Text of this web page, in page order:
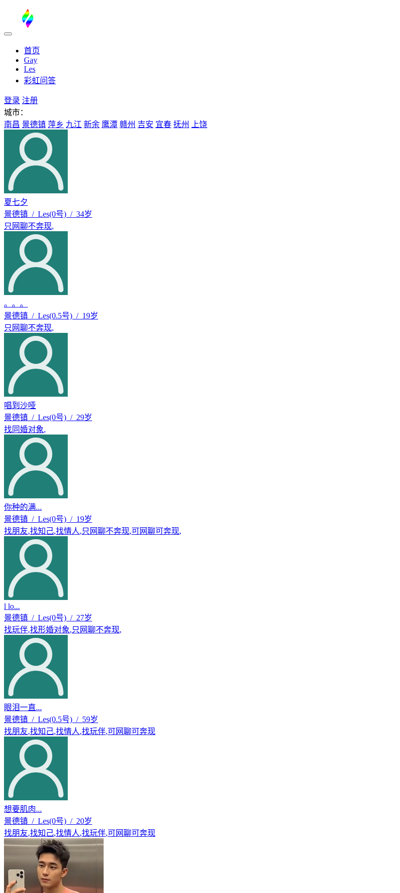
首页
Gay
Les
彩虹问答
登录 注册
城市：
南昌 景德镇 萍乡 九江 新余 鹰潭 赣州 吉安 宜春 抚州 上饶
夏七夕
景德镇 / Les(0号) / 34岁
只网聊不奔现,
。。。
景德镇 / Les(0.5号) / 19岁
只网聊不奔现,
唱到沙哑
景德镇 / Les(0号) / 29岁
找同婚对象,
你种的满...
景德镇 / Les(0号) / 19岁
找朋友,找知己,找情人,只网聊不奔现,可网聊可奔现,
l lo...
景德镇 / Les(0号) / 27岁
找玩伴,找形婚对象,只网聊不奔现,
眼泪一直...
景德镇 / Les(0.5号) / 59岁
找朋友,找知己,找情人,找玩伴,可网聊可奔现
想要肌肉...
景德镇 / Les(0号) / 20岁
找朋友,找知己,找情人,找玩伴,可网聊可奔现